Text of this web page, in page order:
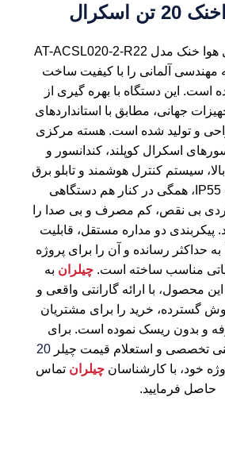
اسکرال
اسکرال هوا خنک مدل AT-ACSL020-2-R22
آلمانی را با کیفیت ساخت
است. این دستگاه با بهره گیری از
جهانی، مطابق با استانداردهای
و تولید شده است. هسته مرکزی
اسکرال کوپلند، کندانسور و
بالا، سیستم کنترل هوشمند و تابلو برق
با درجه حفاظت IP55، همگی در کنار هم دستگاهی
بی نقص، کم مصرف و بی صدا را
پیکربندی دو مداره مستقل، قابلیت
حداکثر رسانده و آن را برای پروژه
مناسب ساخته است.چیلران به
محصول، با ارائه گارانتی واقعی و
گسترده، خرید را برای مشتریان
و بدون ریسک نموده است. برای
تخصصی و استعلام قیمت چیلر 20
خود، با کارشناسانچیلران تماس
حاصل فرمایید.